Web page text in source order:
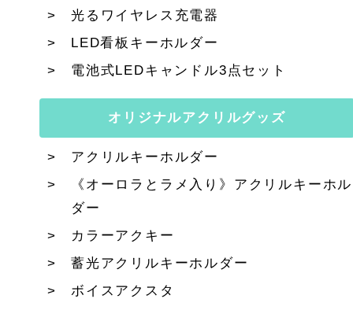
光るワイヤレス充電器
LED看板キーホルダー
電池式LEDキャンドル3点セット
オリジナルアクリルグッズ
アクリルキーホルダー
《オーロラとラメ入り》アクリルキーホル
ダー
カラーアクキー
蓄光アクリルキーホルダー
ボイスアクスタ